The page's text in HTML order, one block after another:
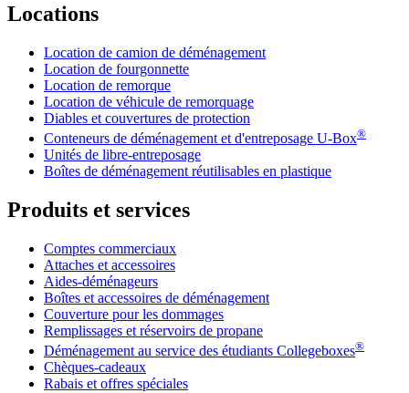
Locations
Location de camion de déménagement
Location de fourgonnette
Location de remorque
Location de véhicule de remorquage
Diables et couvertures de protection
Conteneurs de déménagement et d'entreposage U-Box®
Unités de libre-entreposage
Boîtes de déménagement réutilisables en plastique
Produits et services
Comptes commerciaux
Attaches et accessoires
Aides-déménageurs
Boîtes et accessoires de déménagement
Couverture pour les dommages
Remplissages et réservoirs de propane
Déménagement au service des étudiants Collegeboxes®
Chèques-cadeaux
Rabais et offres spéciales